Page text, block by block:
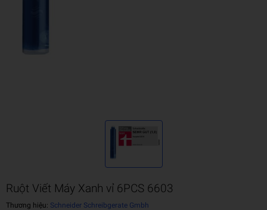
Ruột Viết Máy Xanh vỉ 6PCS 6603
Thương hiệu: Schneider Schreibgerate Gmbh